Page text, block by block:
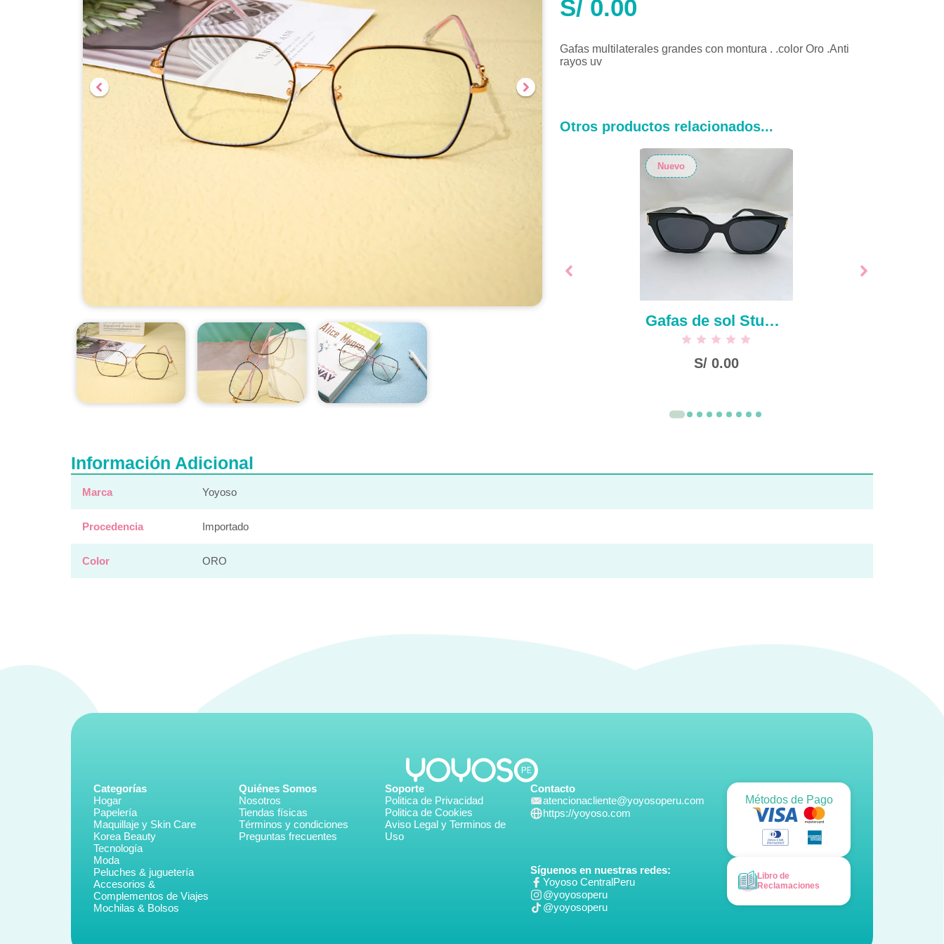
S/0.00
Gafas multilaterales grandes con montura . .color Oro .Anti
rayos uv
Otros productos relacionados...
Nuevo
Gafas de sol Stud Lady 2322-negro
S/0.00
Información Adicional
Marca Yoyoso
Procedencia Importado
Color ORO
Categorías
Hogar
Papelería
Maquillaje y Skin Care
Korea Beauty
Tecnología
Moda
Peluches & juguetería
Accesorios &
Complementos de Viajes
Mochilas & Bolsos
Quiénes Somos
Nosotros
Tiendas físicas
Términos y condiciones
Preguntas frecuentes
Soporte
Politica de Privacidad
Politica de Cookies
Aviso Legal y Terminos de
Uso
Contacto
atencionacliente@yoyosoperu.com
https://yoyoso.com
Síguenos en nuestras redes:
Yoyoso CentralPeru
@yoyosoperu
@yoyosoperu
Métodos de Pago
Libro de
Reclamaciones